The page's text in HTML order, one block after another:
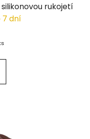
rukojetí
7 dní